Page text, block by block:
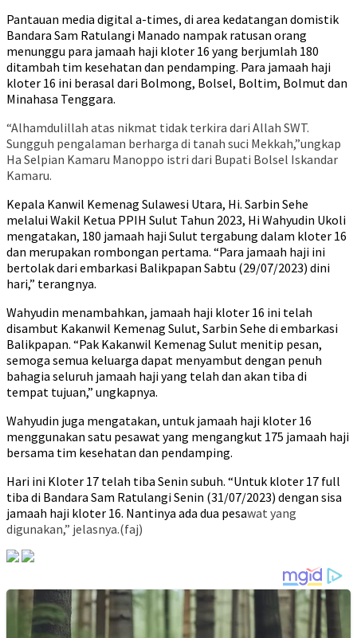
Pantauan media digital a-times, di area kedatangan domistik
Bandara Sam Ratulangi Manado nampak ratusan orang
menunggu para jamaah haji kloter 16 yang berjumlah 180
ditambah tim kesehatan dan pendamping. Para jamaah haji
kloter 16 ini berasal dari Bolmong, Bolsel, Boltim, Bolmut dan
Minahasa Tenggara.
“Alhamdulillah atas nikmat tidak terkira dari Allah SWT.
Sungguh pengalaman berharga di tanah suci Mekkah,”ungkap
Ha Selpian Kamaru Manoppo istri dari Bupati Bolsel Iskandar
Kamaru.
Kepala Kanwil Kemenag Sulawesi Utara, Hi. Sarbin Sehe
melalui Wakil Ketua PPIH Sulut Tahun 2023, Hi Wahyudin Ukoli
mengatakan, 180 jamaah haji Sulut tergabung dalam kloter 16
dan merupakan rombongan pertama. “Para jamaah haji ini
bertolak dari embarkasi Balikpapan Sabtu (29/07/2023) dini
hari,” terangnya.
Wahyudin menambahkan, jamaah haji kloter 16 ini telah
disambut Kakanwil Kemenag Sulut, Sarbin Sehe di embarkasi
Balikpapan. “Pak Kakanwil Kemenag Sulut menitip pesan,
semoga semua keluarga dapat menyambut dengan penuh
bahagia seluruh jamaah haji yang telah dan akan tiba di
tempat tujuan,” ungkapnya.
Wahyudin juga mengatakan, untuk jamaah haji kloter 16
menggunakan satu pesawat yang mengangkut 175 jamaah haji
bersama tim kesehatan dan pendamping.
Hari ini Kloter 17 telah tiba Senin subuh. “Untuk kloter 17 full
tiba di Bandara Sam Ratulangi Senin (31/07/2023) dengan sisa
jamaah haji kloter 16. Nantinya ada dua pesawat yang
digunakan,” jelasnya.(faj)